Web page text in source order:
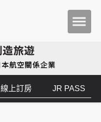
線上訂房 JR PASS